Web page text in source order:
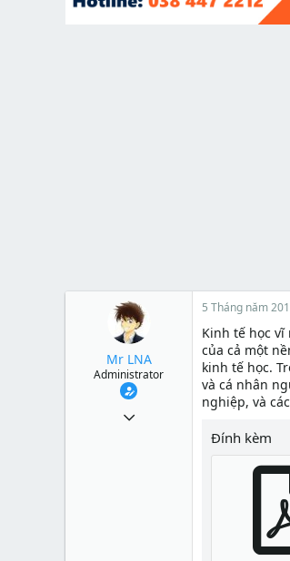
t
Mr LNA
Administrator
5 Tháng năm
Kinh tế học
của cả một
kinh tế học.
và cá nhân
nghiệp, và
Đính kèm